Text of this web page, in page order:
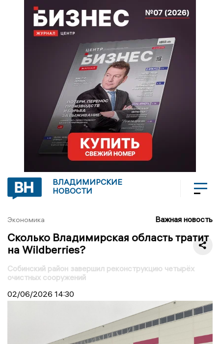
ВЛАДИМИРСКИЕ
НОВОСТИ
Экономика Важная новость
Сколько Владимирская область тратит
на Wildberries?
Собинский район завершил реконструкцию четырёх
очистных сооружений
02/06/2026 14:30